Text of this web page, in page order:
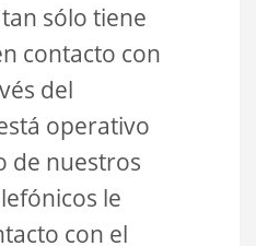
sólo tiene
contacto con
del
operativo
de nuestros
le
con el